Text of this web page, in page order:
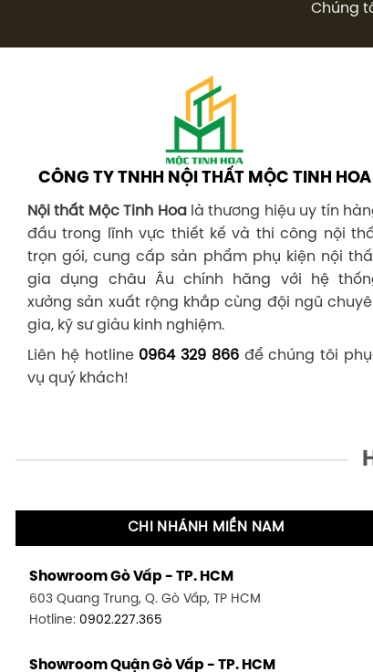
Chúng
CÔNG TY TNHH NỘI THẤT MỘC TINH HOA
Nội thất Mộc Tinh Hoalà thương hiệu uy tín
đầu trong lĩnh vực thiết kế và thi công nội
trọn gói, cung cấp sản phẩm phụ kiện nội
gia dụng châu Âu chính hãng với hệ
xưởng sản xuất rộng khắp cùng đội ngũ
gia, kỹ sư giàu kinh nghiệm.
Liên hệ hotline 0964 329 866để chúng tôi
vụ quý khách!
CHI NHÁNH MIỀN NAM
Showroom Gò Vấp - TP. HCM
603 Quang Trung, Q. Gò Vấp, TP HCM
Hotline: 0902.227.365
Showroom Quận Gò Vấp - TP. HCM